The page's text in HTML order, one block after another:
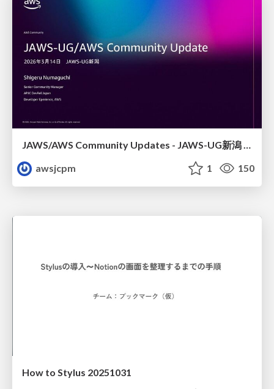
awsjcpm
1 150
How to Stylus 20251031